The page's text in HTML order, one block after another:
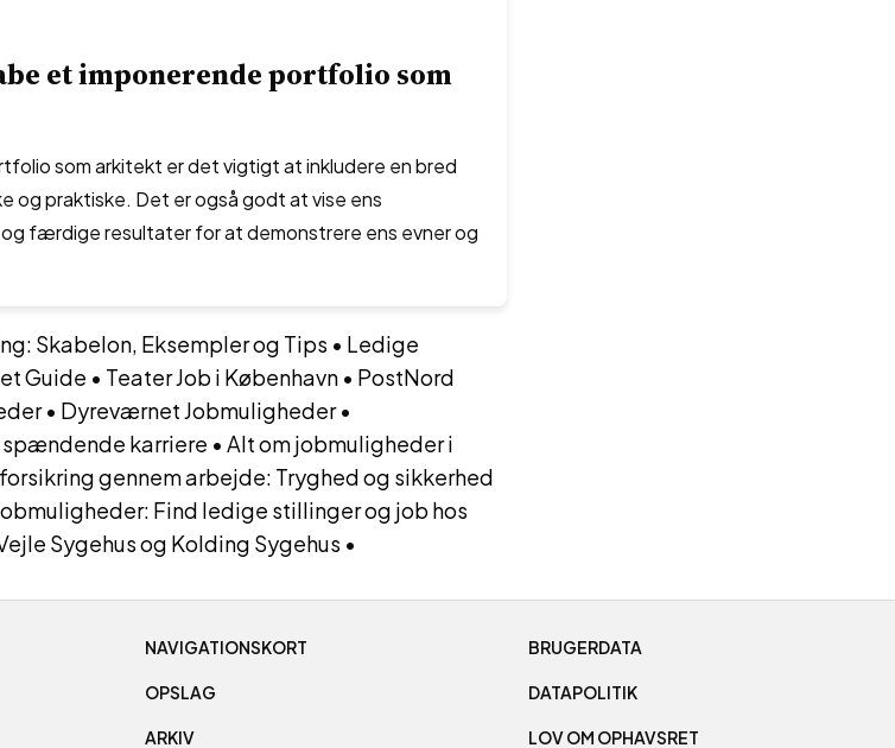
et imponerende portfolio som
som arkitekt er det vigtigt at inkludere en bred
og praktiske. Det er også godt at vise ens
færdige resultater for at demonstrere ens evner og
Skabelon, Eksempler og Tips • Ledige
Guide • Teater Job i København • PostNord
• Dyreværnet Jobmuligheder•
karriere • Alt om jobmuligheder i
gennem arbejde: Tryghed og sikkerhed
Find ledige stillinger og job hos
Sygehus og Kolding Sygehus •
NAVIGATIONSKORT
OPSLAG
ARKIV
BRUGERDATA
DATAPOLITIK
LOV OM OPHAVSRET